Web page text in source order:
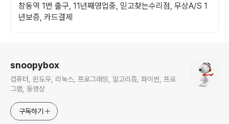
창동역 1번 출구, 11년째영업중, 믿고찾는수리점, 무상A/S 1
년보증, 카드결제
snoopybox
컴퓨터, 윈도우, 리눅스, 프로그래밍, 알고리즘, 파이썬, 프로
그램, 동영상
구독하기